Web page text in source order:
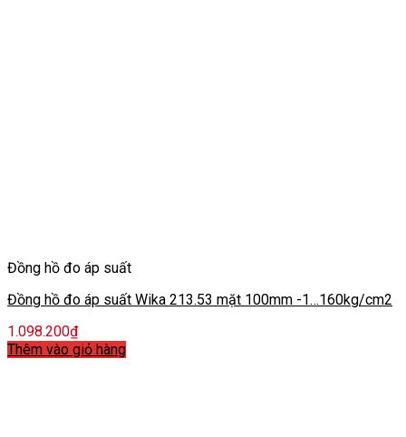
Đồng hồ đo áp suất
Đồng hồ đo áp suất Wika 213.53 mặt 100mm -1…160kg/cm2
1.098.200₫
Thêm vào giỏ hàng